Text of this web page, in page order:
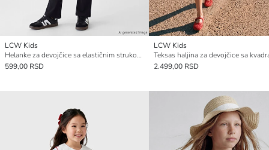
LCW Kids
Helanke za devojčice sa elastičnim strukom i zvonastim nogavicama
599,00 RSD
LCW Kids
2.499,00 RSD